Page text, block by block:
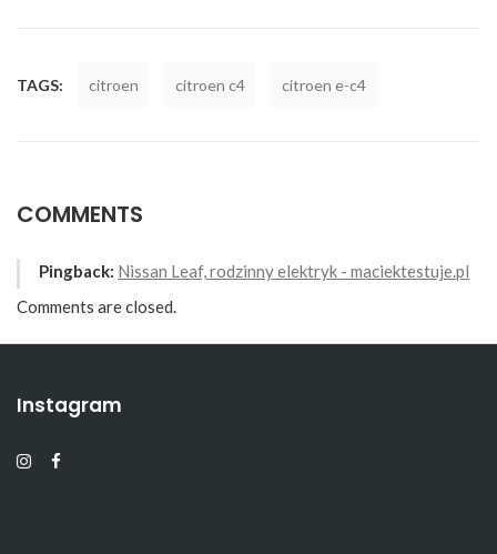
TAGS: citroen citroen c4 citroen e-c4
COMMENTS
Pingback: Nissan Leaf, rodzinny elektryk - maciektestuje.pl
Comments are closed.
Instagram